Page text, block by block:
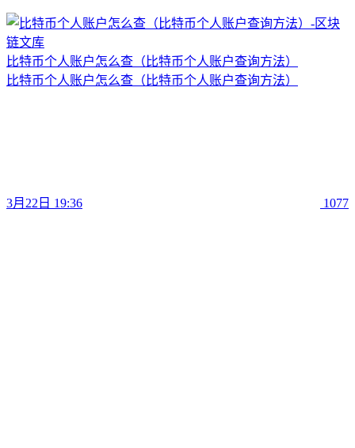
比特币个人账户怎么查（比特币个人账户查询方法）
比特币个人账户怎么查（比特币个人账户查询方法）
3月22日 19:36 1077